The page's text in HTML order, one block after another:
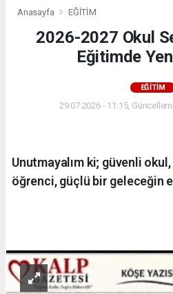
Anasayfa EĞİTİM
2026-2027 Okul
Eğitimde
EĞİTİM
29.07.2026 - 11:15,
Unutmayalım ki; güvenli
öğrenci, güçlü bir geleceğin